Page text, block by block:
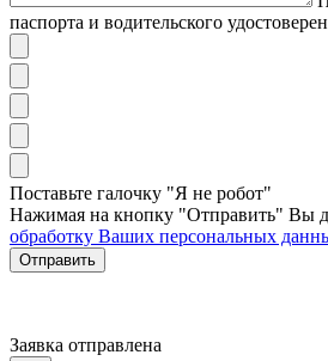
паспорта и водительского
Поставьте галочку "Я не робот"
Нажимая на кнопку "Отправить" Вы
обработку Ваших персональных
Отправить
Заявка отправлена